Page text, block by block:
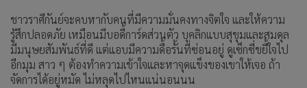
ชาวราศีกันย์จะคบหากับคนที่มีความมั่นคงทางจิตใจ และให้ความ
รู้สึกปลอดภัย เหมือนมีบอดี้การ์ดส่วนตัว บุคลิกแบบสุขุมและสมดุล
มีมนุษยสัมพันธ์ที่ดี แต่แอบมีความดื้อรั้นที่ซ่อนอยู่ ดูเซ็กซี่ขยี้ใจไป
อีกมุม สาว ๆ ต้องทำความเข้าใจและหาจุดแข็งของเขาให้เจอ ถ้า
จัดการได้อยู่หมัด ไม่หลุดไปไหนแน่นอนนน